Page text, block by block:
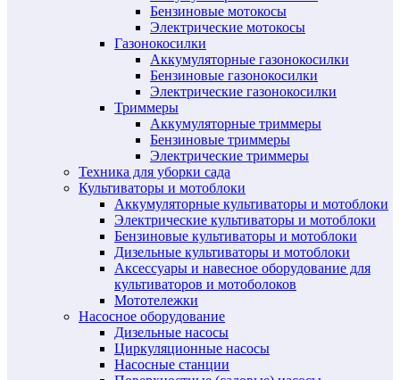
Бензиновые мотокосы
Электрические мотокосы
Газонокосилки
Аккумуляторные газонокосилки
Бензиновые газонокосилки
Электрические газонокосилки
Триммеры
Аккумуляторные триммеры
Бензиновые триммеры
Электрические триммеры
Техника для уборки сада
Культиваторы и мотоблоки
Аккумуляторные культиваторы и мотоблоки
Электрические культиваторы и мотоблоки
Бензиновые культиваторы и мотоблоки
Дизельные культиваторы и мотоблоки
Аксессуары и навесное оборудование для
культиваторов и мотоболоков
Мототележки
Насосное оборудование
Дизельные насосы
Циркуляционные насосы
Насосные станции